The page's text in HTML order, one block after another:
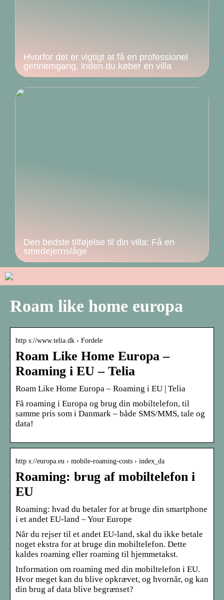
Hvorfor det er vigtigt at få en professionel
gennemgang, inden du køber en villa
Den bedste tilføjelse til din villa: Få en
smedejernslåge
Roam like home europa
http s://www.telia.dk › Fordele
Roam Like Home Europa –
Roaming i EU – Telia
Roam Like Home Europa – Roaming i EU | Telia
Få roaming i Europa og brug din mobiltelefon, til
samme pris som i Danmark – både SMS/MMS, tale og
data!
http s://europa.eu › mobile-roaming-costs › index_da
Roaming: brug af mobiltelefon i
EU
Roaming: hvad du betaler for at bruge din smartphone
i et andet EU-land – Your Europe
Når du rejser til et andet EU-land, skal du ikke betale
noget ekstra for at bruge din mobiltelefon. Dette
kaldes roaming eller roaming til hjemmetakst.
Information om roaming med din mobiltelefon i EU.
Hvor meget kan du blive opkrævet, og hvornår, og kan
din brug af data blive begrænset?